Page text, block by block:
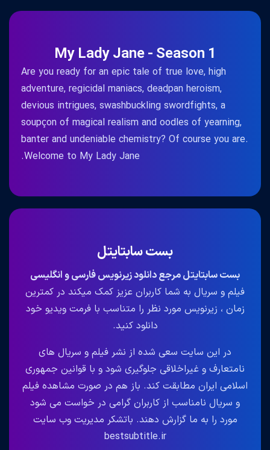
My Lady Jane - Season 1
Are you ready for an epic tale of true love, high
adventure, regicidal maniacs, deadpan heroism,
devious intrigues, swashbuckling swordfights, a
soupçon of magical realism and oodles of yearning,
banter and undeniable chemistry? Of course you are.
Welcome to My Lady Jane.
بست سابتایتل
بست سابتایتل مرجع دانلود زیرنویس فارسی و انگلیسی
فیلم و سریال به شما کاربران عزیز کمک میکند در کمترین
زمان ، زیرنویس مورد نظر را متناسب با فرمت ویدیو خود
دانلود کنید.
در این سایت سعی شده از نشر فیلم و سریال های
نامتعارف و غیراخلاقی جلوگیری شود و با قوانین جمهوری
اسلامی ایران مطابقت کند. باز هم در صورت مشاهده فیلم
و سریال نامناسب از کاربران گرامی در خواست می شود
مورد را به ما گزارش دهند. باتشکر مدیریت وب سایت
bestsubtitle.ir